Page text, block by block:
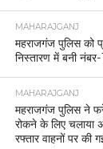
MAHARAJGANJ
महराजगंज पुलिस को
निस्तारण में बनी नंबर-
MAHARAJGANJ
महराजगंज पुलिस ने
रोकने के लिए चलाया
रफ्तार वाहनों पर की